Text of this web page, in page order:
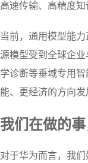
高速传输、高精度知
当前，通用模型能
源模型受到全球企
学诊断等垂域专用
能、更经济的方向发
我们在做的
对于华为而言，我